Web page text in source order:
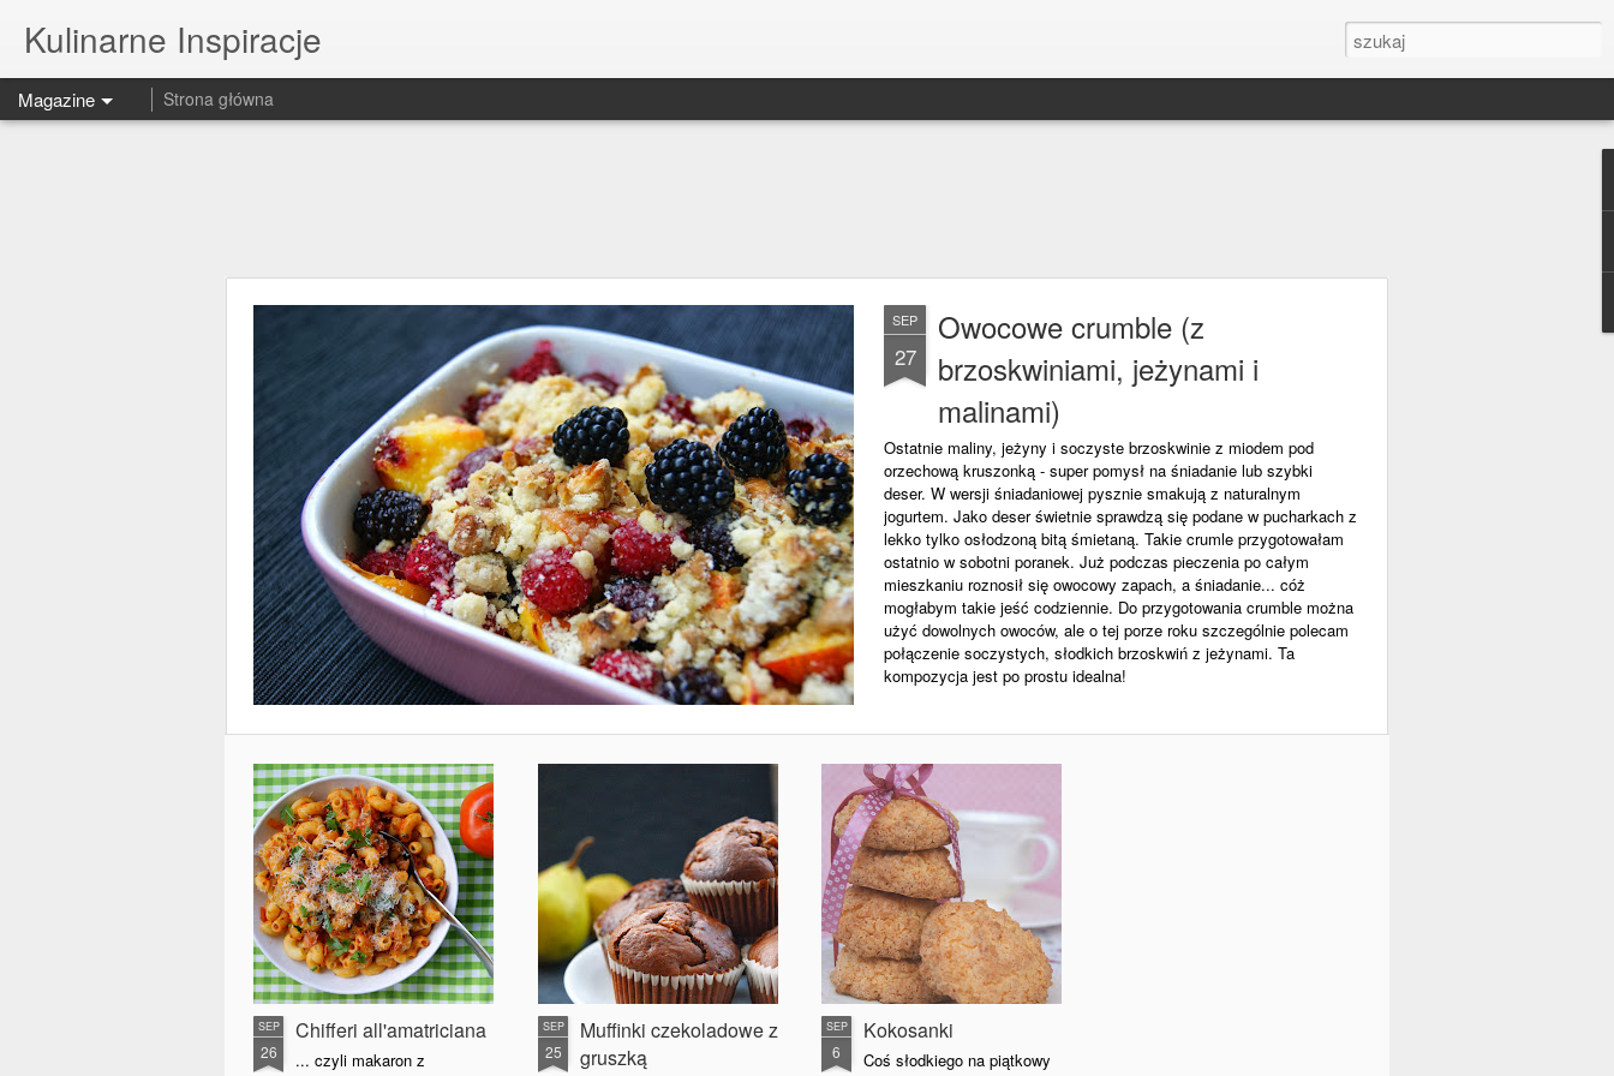
Kulinarne Inspiracje
Magazine Strona główna
SEP
27
Owocowe crumble (z
brzoskwiniami, jeżynami i
malinami)
Ostatnie maliny, jeżyny i soczyste brzoskwinie z miodem pod
orzechową kruszonką - super pomysł na śniadanie lub szybki
deser. W wersji śniadaniowej pysznie smakują z naturalnym
jogurtem. Jako deser świetnie sprawdzą się podane w pucharkach z
lekko tylko osłodzoną bitą śmietaną. Takie crumle przygotowałam
ostatnio w sobotni poranek. Już podczas pieczenia po całym
mieszkaniu roznosił się owocowy zapach, a śniadanie... cóż
mogłabym takie jeść codziennie. Do przygotowania crumble można
użyć dowolnych owoców, ale o tej porze roku szczególnie polecam
połączenie soczystych, słodkich brzoskwiń z jeżynami. Ta
kompozycja jest po prostu idealna!
SEP
26
Chifferi all'amatriciana
... czyli makaron z
SEP
25
Muffinki czekoladowe z
gruszką
SEP
6
Kokosanki
Coś słodkiego na piątkowy